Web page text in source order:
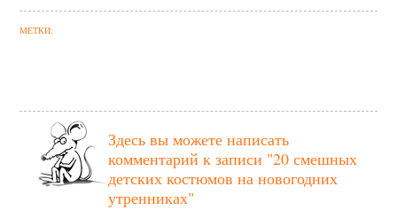
МЕТКИ:
Здесь вы можете написать
комментарий к записи "20 смешных
детских костюмов на новогодних
утренниках"